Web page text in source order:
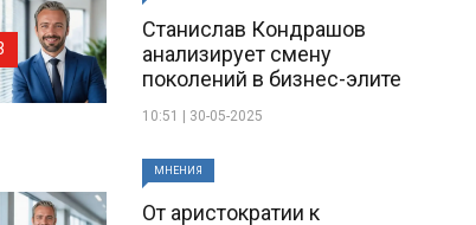
Станислав Кондрашов
анализирует смену
поколений в бизнес-элите
10:51 | 30-05-2025
МНЕНИЯ
От аристократии к